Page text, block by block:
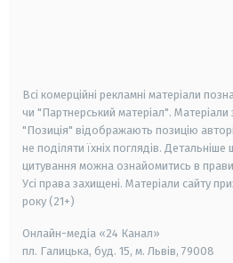
Всі комерційні рекламні матеріали
чи "Партнерський матеріал".
"Позиція" відображають позицію
не поділяти їхніх поглядів.
цитування можна ознайомитись в
Усі права захищені. Матеріали сайту
року (21+)
Онлайн-медіа «24 Канал»
пл. Галицька, буд. 15, м. Львів, 79008